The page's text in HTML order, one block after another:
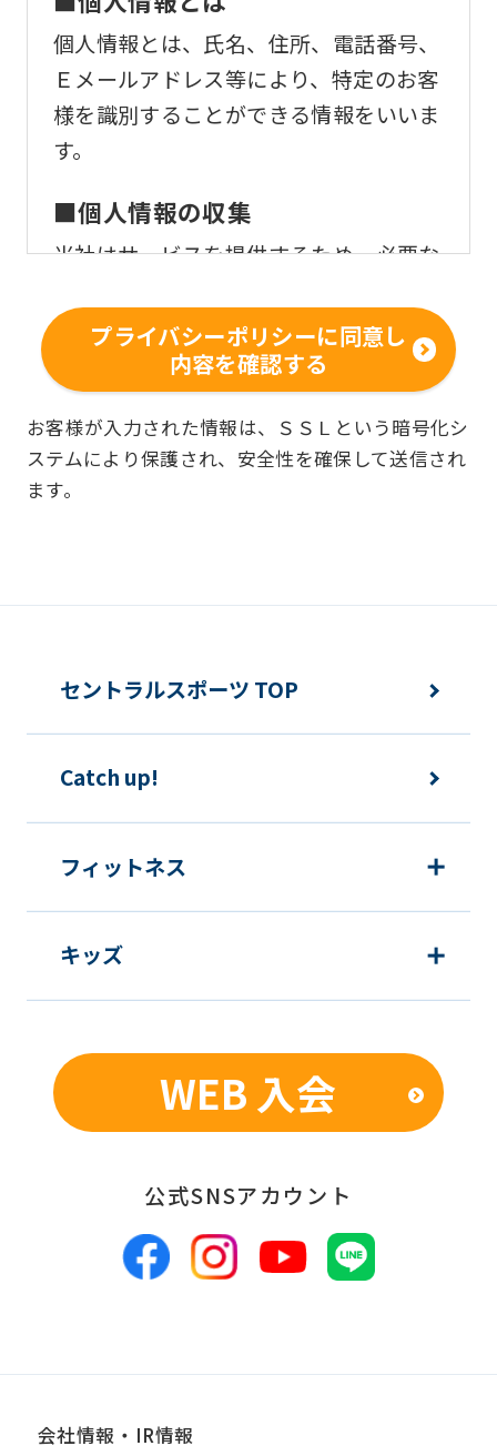
個人情報とは、氏名、住所、電話番号、
Ｅメールアドレス等により、特定のお客
様を識別することができる情報をいいま
す。
■個人情報の収集
当社はサービスを提供するため、必要な
客様の個人情報を収集いたします。
■個人情報の利用
お客様からお預かりした個人情報は、以
下の目的で使用させて頂きます。また、
違法または不当な行為を助長し、または
ご利用上の諸連絡や利用状況の確認の
む）等、新商品・サービスの立案・開
発・実施のため
新商品・サービスやイベント情報を含
個人を特定できないよう加工したうえ
での統計的なデータの作成、活用、公
■個人情報の管理
当社は、お客様からお預かりした個人情
ざん、紛失等がないよう適正な管理に努
めます。当社において安全管理のために
講じている措置の内容については、本プ
■個人情報の開示
プライバシーポリシーに同意し
内容を確認する
お客様が入力された情報は、ＳＳＬという暗号化シ
ステムにより保護され、安全性を確保して送信され
ます。
セントラルスポーツ TOP
Catch up!
フィットネス
キッズ
WEB 入会
公式SNSアカウント
会社情報・IR情報